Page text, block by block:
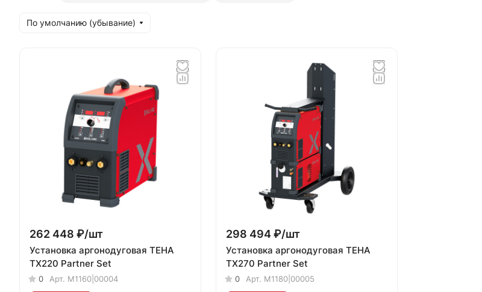
По умолчанию (убывание)
262 448 ₽/шт
Установка аргонодуговая ТЕНА
TX220 Partner Set
0 Арт. M1160|00004
298 494 ₽/шт
Установка аргонодуговая ТЕНА
TX270 Partner Set
0 Арт. M1180|00005